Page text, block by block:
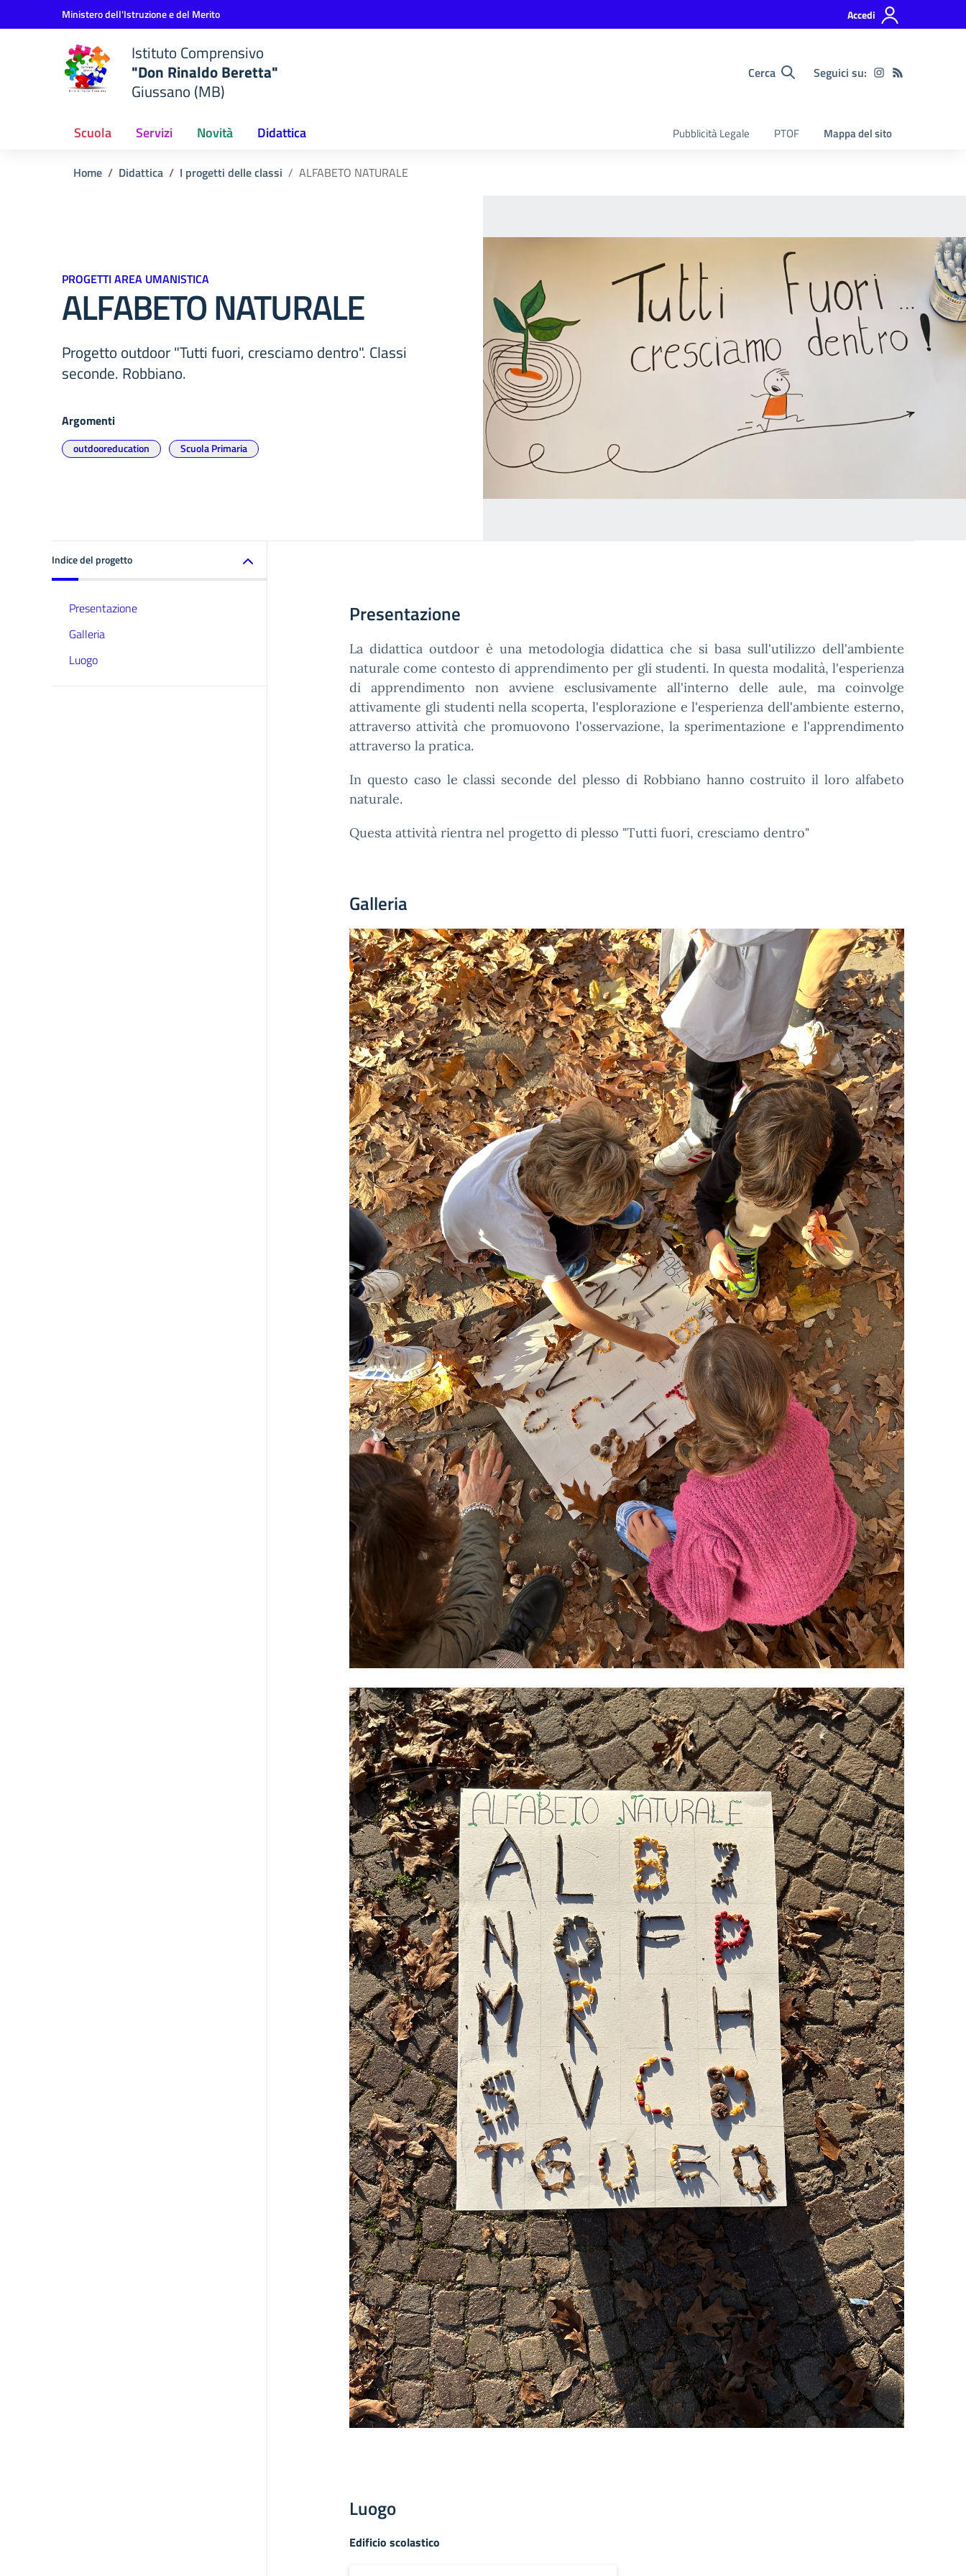
Vai ai contenuti
Vai al menu di navigazioneMinistero dell'Istruzione e del Merito Accedi
Istituto Comprensivo
"Don Rinaldo Beretta"
Giussano (MB)
Cerca Seguici su:
Scuola Servizi Novità Didattica Pubblicità Legale PTOF Mappa del sito
Home Didattica I progetti delle classi ALFABETO NATURALE
PROGETTI AREA UMANISTICA
ALFABETO NATURALE
Progetto outdoor "Tutti fuori, cresciamo dentro". Classi
seconde. Robbiano.
Argomenti
outdooreducation Scuola Primaria
Indice del progetto
Presentazione
Galleria
Luogo
Presentazione
La didattica outdoor è una metodologia didattica che si basa sull'utilizzo dell'ambiente
naturale come contesto di apprendimento per gli studenti. In questa modalità, l'esperienza
di apprendimento non avviene esclusivamente all'interno delle aule, ma coinvolge
attivamente gli studenti nella scoperta, l'esplorazione e l'esperienza dell'ambiente esterno,
attraverso attività che promuovono l'osservazione, la sperimentazione e l'apprendimento
attraverso la pratica.
In questo caso le classi seconde del plesso di Robbiano hanno costruito il loro alfabeto
naturale.
Questa attività rientra nel progetto di plesso "Tutti fuori, cresciamo dentro"
Galleria
Luogo
Edificio scolastico